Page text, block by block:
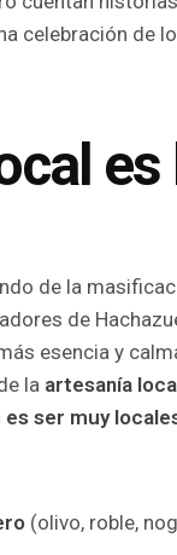
celebración de
de la
de
esencia y
la artesanía
ser muy
(olivo, roble,